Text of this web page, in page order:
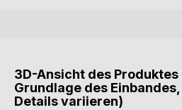
3D-Ansicht des
Grundlage des
Details variieren)